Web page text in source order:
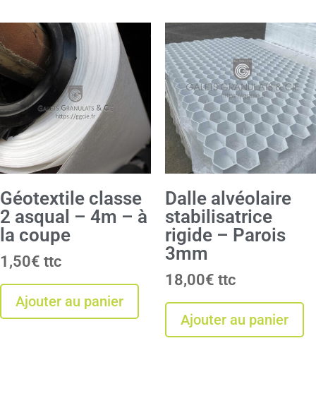
Géotextile classe
2 asqual – 4m – à
la coupe
1,50€
Ajouter au panier
Dalle alvéolaire
stabilisatrice
rigide – Parois
3mm
18,00€
Ajouter au panier